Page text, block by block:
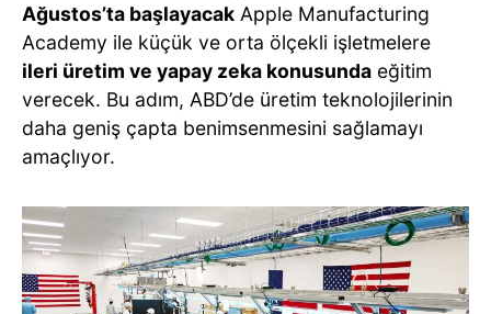
Ağustos’ta başlayacak Apple Manufacturing
Academy ile küçük ve orta ölçekli işletmelere
ileri üretim ve yapay zeka konusunda eğitim
verecek. Bu adım, ABD’de üretim teknolojilerinin
daha geniş çapta benimsenmesini sağlamayı
amaçlıyor.